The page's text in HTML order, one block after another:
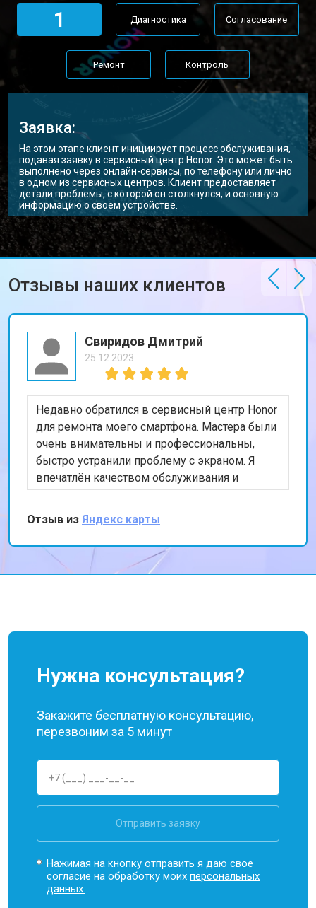
1 Диагностика Согласование
Ремонт Контроль
Заявка:
На этом этапе клиент инициирует процесс обслуживания,
подавая заявку в сервисный центр Honor. Это может быть
выполнено через онлайн-сервисы, по телефону или лично
в одном из сервисных центров. Клиент предоставляет
детали проблемы, с которой он столкнулся, и основную
информацию о своем устройстве.
Отзывы наших клиентов
Свиридов Дмитрий
25.12.2023
Недавно обратился в сервисный центр Honor
для ремонта моего смартфона. Мастера были
очень внимательны и профессиональны,
быстро устранили проблему с экраном. Я
впечатлён качеством обслуживания и
скоростью выполнения работы. Мой телефон
теперь работает безупречно. Спасибо за
отличную работу!
Отзыв из Яндекс карты
Нужна консультация?
Закажите бесплатную консультацию,
перезвоним за 5 минут
Отправить заявку
Нажимая на кнопку отправить я даю свое
согласие на обработку моихперсональных
данных.